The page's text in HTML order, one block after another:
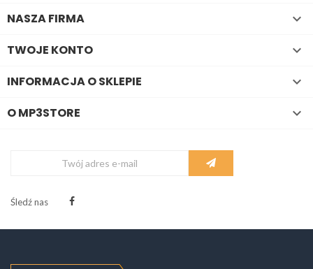
NASZA FIRMA 
TWOJE KONTO 
INFORMACJA O SKLEPIE 
O MP3STORE 
Śledź nas